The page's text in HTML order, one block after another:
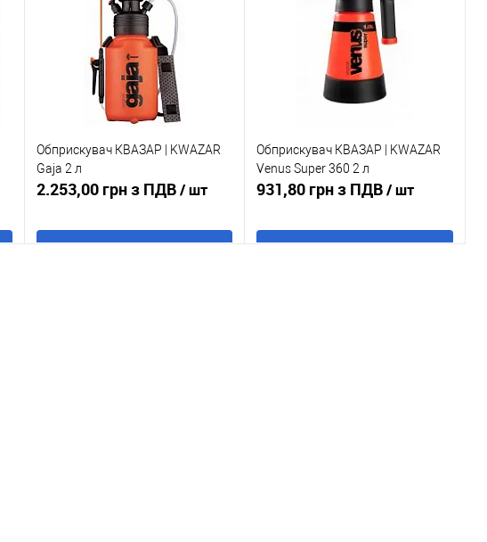
В наявності В наявності
Обприскувач КВАЗАР | KWAZAR
Gaja 2 л
2.253,00 грн з ПДВ/ шт
Обприскувач КВАЗАР | KWAZAR
Venus Super 360 2 л
931,80 грн з ПДВ/ шт